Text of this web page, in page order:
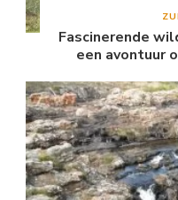
Fascinerende
een avontuur